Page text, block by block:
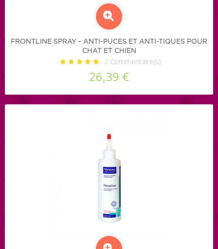
FRONTLINE SPRAY - ANTI-PUCES ET ANTI-TIQUES POUR
CHAT ET CHIEN
2 Commentaire(s)
26,39 €